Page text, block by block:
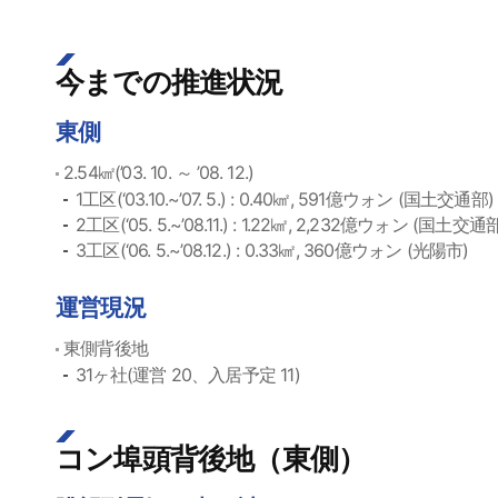
今までの推進状況
東側
2.54㎢(’03. 10. ～ ’08. 12.)
1工区(‘03.10.~’07. 5.) : 0.40㎢, 591億ウォン (国土交通部)
2工区(‘05. 5.~’08.11.) : 1.22㎢, 2,232億ウォン (国土交通
3工区(‘06. 5.~’08.12.) : 0.33㎢, 360億ウォン (光陽市)
運営現況
東側背後地
31ヶ社(運営 20、入居予定 11)
コン埠頭背後地（東側）